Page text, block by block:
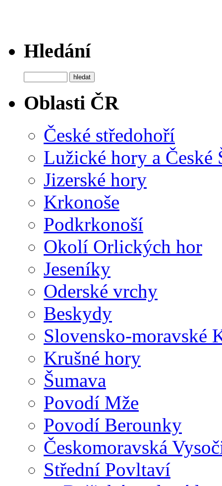
Hledání
Oblasti ČR
České středohoří
Lužické hory a České
Jizerské hory
Krkonoše
Podkrkonoší
Okolí Orlických hor
Jeseníky
Oderské vrchy
Beskydy
Slovensko-moravské
Krušné hory
Šumava
Povodí Mže
Povodí Berounky
Českomoravská
Střední Povltaví